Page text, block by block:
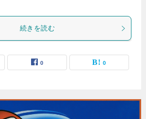
続きを読む
0 0